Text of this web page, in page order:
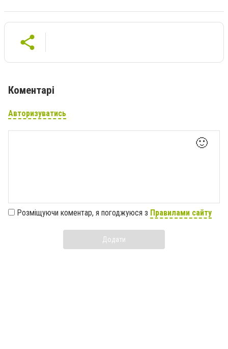
Коментарі
Авторизуватись
🙂
Розміщуючи коментар, я погоджуюся з Правилами сайту
Додати